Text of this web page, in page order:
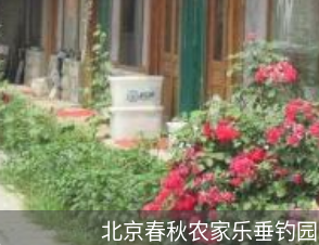
北京春秋农家乐垂钓园